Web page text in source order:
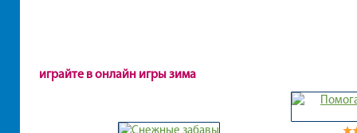
играйте в онлайн игры зима